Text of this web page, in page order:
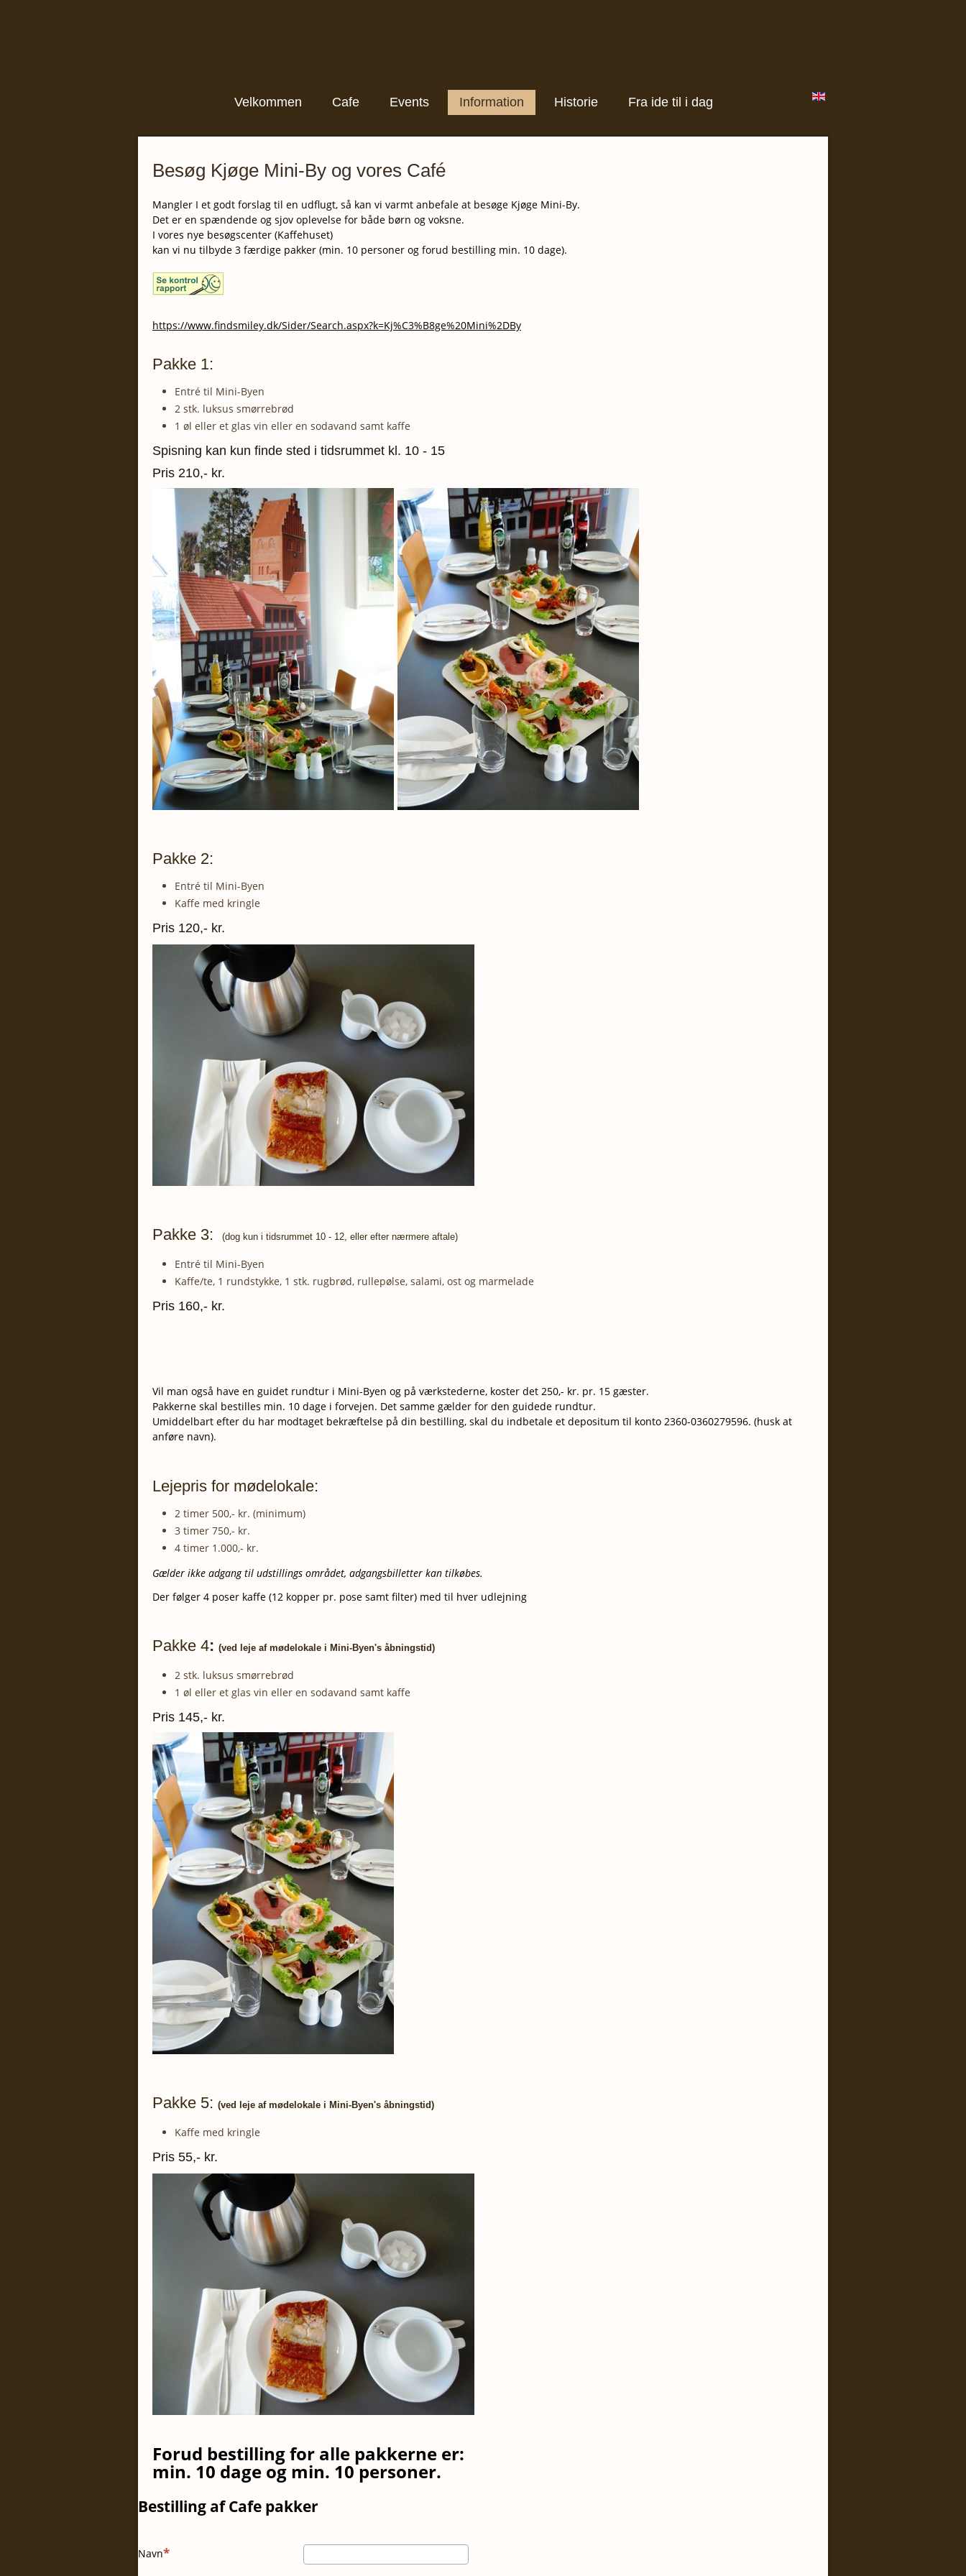
Velkommen Cafe Events Information Historie Fra ide til i dag
Besøg Kjøge Mini-By og vores Café
Mangler I et godt forslag til en udflugt, så kan vi varmt anbefale at besøge Kjøge Mini-By.
Det er en spændende og sjov oplevelse for både børn og voksne.
I vores nye besøgscenter (Kaffehuset)
kan vi nu tilbyde 3 færdige pakker (min. 10 personer og forud bestilling min. 10 dage).
https://www.findsmiley.dk/Sider/Search.aspx?k=Kj%C3%B8ge%20Mini%2DBy
Pakke 1:
Entré til Mini-Byen
2 stk. luksus smørrebrød
1 øl eller et glas vin eller en sodavand samt kaffe
Spisning kan kun finde sted i tidsrummet kl. 10 - 15
Pris 210,- kr.
Pakke 2:
Entré til Mini-Byen
Kaffe med kringle
Pris 120,- kr.
Pakke 3: (dog kun i tidsrummet 10 - 12, eller efter nærmere aftale)
Entré til Mini-Byen
Kaffe/te, 1 rundstykke, 1 stk. rugbrød, rullepølse, salami, ost og marmelade
Pris 160,- kr.
Vil man også have en guidet rundtur i Mini-Byen og på værkstederne, koster det 250,- kr. pr. 15 gæster.
Pakkerne skal bestilles min. 10 dage i forvejen. Det samme gælder for den guidede rundtur.
Umiddelbart efter du har modtaget bekræftelse på din bestilling, skal du indbetale et depositum til konto 2360-0360279596. (husk at
anføre navn).
Lejepris for mødelokale:
2 timer 500,- kr. (minimum)
3 timer 750,- kr.
4 timer 1.000,- kr.
Gælder ikke adgang til udstillings området, adgangsbilletter kan tilkøbes.
Der følger 4 poser kaffe (12 kopper pr. pose samt filter) med til hver udlejning
Pakke 4: (ved leje af mødelokale i Mini-Byen's åbningstid)
2 stk. luksus smørrebrød
1 øl eller et glas vin eller en sodavand samt kaffe
Pris 145,- kr.
Pakke 5: (ved leje af mødelokale i Mini-Byen's åbningstid)
Kaffe med kringle
Pris 55,- kr.
Forud bestilling for alle pakkerne er:
min. 10 dage og min. 10 personer.
Bestilling af Cafe pakker
Navn